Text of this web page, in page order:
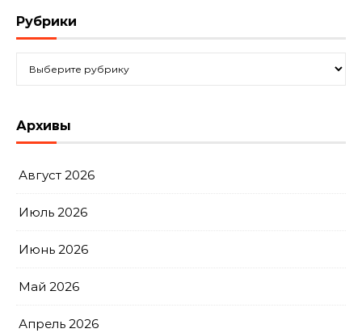
Рубрики
Архивы
Август 2026
Июль 2026
Июнь 2026
Май 2026
Апрель 2026